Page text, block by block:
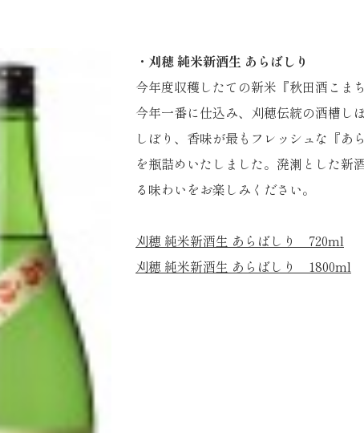
・刈穂 純米新酒生 あらばしり
今年度収穫したての新米『秋田酒こま
今年一番に仕込み、刈穂伝統の酒槽し
しぼり、香味が最もフレッシュな『あ
を瓶詰めいたしました。溌溂とした新
る味わいをお楽しみください。
刈穂 純米新酒生 あらばしり 720ml
刈穂 純米新酒生 あらばしり 1800ml